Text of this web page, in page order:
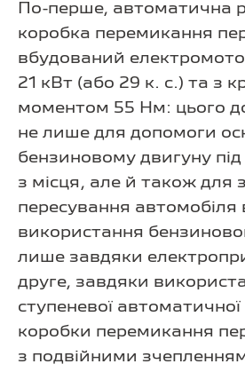
По-перше, автоматична
коробка перемикання
вбудований
21 кВт (або 29 к. с.) та з
моментом 55 Нм: цього
не лише для допомоги
бензиновому двигуну
з місця, але й також для
пересування автомобіля
використання
лише завдяки
друге, завдяки
ступеневої
коробки перемикання
з подвійними